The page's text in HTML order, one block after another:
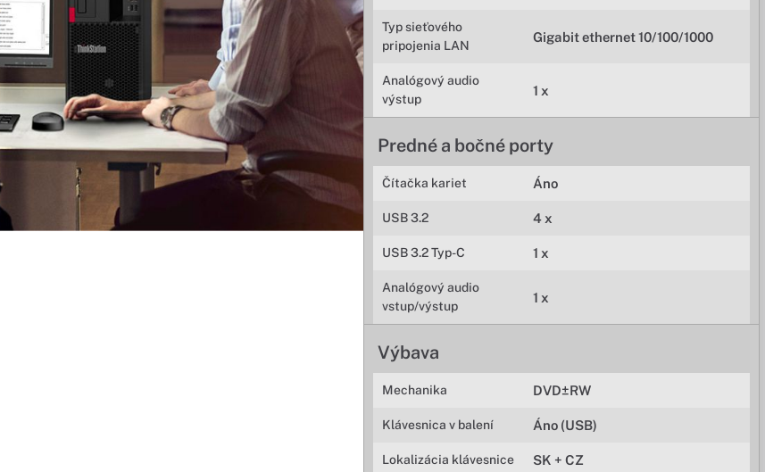
Typ sieťového
pripojenia LAN
Gigabit ethernet 10/100/1000
Analógový audio
výstup
1 x
Predné a bočné porty
Čítačka kariet Áno
USB 3.2 4 x
USB 3.2 Typ-C 1 x
Analógový audio
vstup/výstup
1 x
Výbava
Mechanika DVD±RW
Klávesnica v balení Áno (USB)
Lokalizácia klávesnice SK + CZ